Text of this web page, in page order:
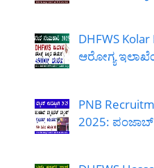
DHFWS
ಆರೋಗ್ಯ
PNB
2025: